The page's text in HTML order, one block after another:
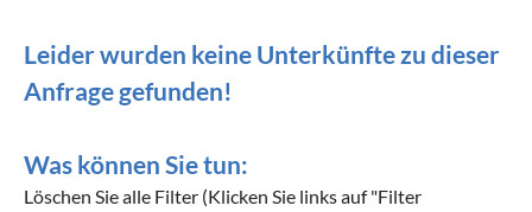
Leider wurden keine Unterkünfte zu dieser
Anfrage gefunden!
Was können Sie tun:
Löschen Sie alle Filter (Klicken Sie links auf "Filter